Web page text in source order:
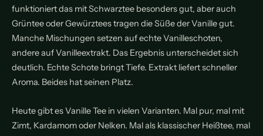
funktioniert das mit Schwarztee besonders gut, aber auch
Grüntee oder Gewürztees tragen die Süße der Vanille gut.
Manche Mischungen setzen auf echte Vanilleschoten,
andere auf Vanilleextrakt. Das Ergebnis unterscheidet sich
deutlich. Echte Schote bringt Tiefe. Extrakt liefert schneller
Aroma. Beides hat seinen Platz.
Heute gibt es Vanille Tee in vielen Varianten. Mal pur, mal mit
Zimt, Kardamom oder Nelken. Mal als klassischer Heißtee, mal